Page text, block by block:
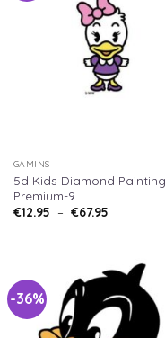
GAMINS
5d Kids Diamond
Premium-9
€12.95 – €67.95
-36%